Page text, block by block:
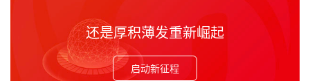
还是厚积薄发重新崛起
启动新征程